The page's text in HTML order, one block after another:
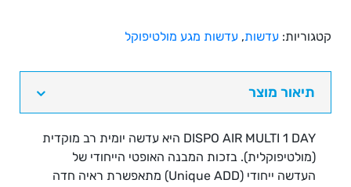
יומיות
Air
Multi
1
30pck
קטגוריות: עדשות, עדשות מגע מולטיפוקל
תיאור מוצר
DISPO AIR MULTI 1 DAY היא עדשה יומית רב מוקדית
(מולטיפוקלית). בזכות המבנה האופטי הייחודי של
העדשה ייחודי (Unique ADD) מתאפשרת ראיה חדה